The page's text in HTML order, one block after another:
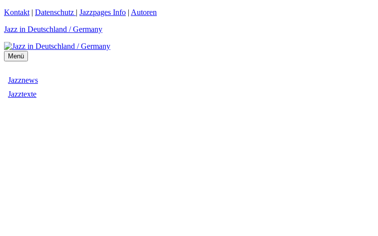
Zum
springen
Kontakt | Datenschutz | Jazzpages Info | Autoren
Jazz in Deutschland / Germany
Menü
Jazznews
Jazztexte